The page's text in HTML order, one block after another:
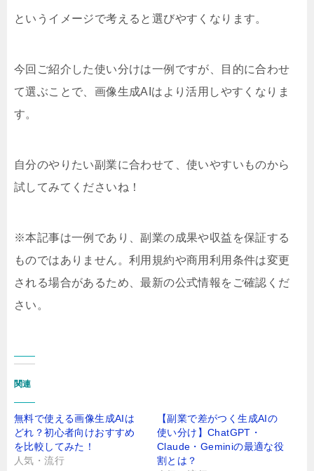
というイメージで考えると選びやすくなります。
今回ご紹介した使い分けは一例ですが、目的に合わせ
て選ぶことで、画像生成AIはより活用しやすくなりま
す。
自分のやりたい副業に合わせて、使いやすいものから
試してみてくださいね！
※本記事は一例であり、副業の成果や収益を保証する
ものではありません。 利用規約や商用利用条件は変更
される場合があるため、最新の公式情報をご確認くだ
さい。
関連
無料で使える画像生成AIは
どれ？初心者向けおすすめ
を比較してみた！
人気・流行
【副業で差がつく生成AIの
使い分け】ChatGPT・
Claude・Geminiの最適な役
割とは？